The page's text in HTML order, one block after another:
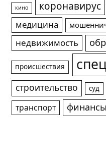
кино коронавирус
медицина
недвижимость
происшествия
строительство суд
транспорт финансы